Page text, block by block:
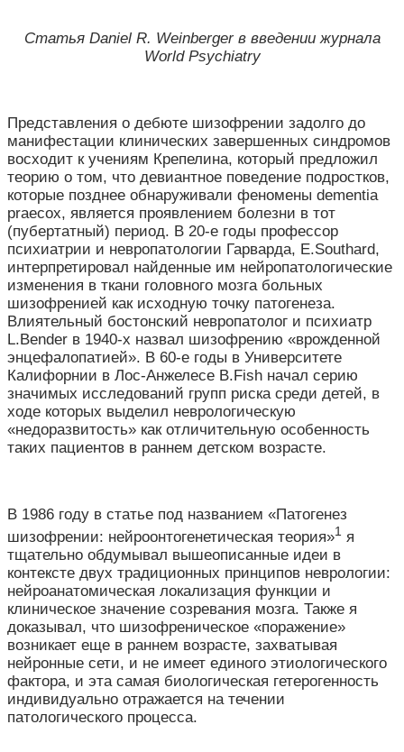
Статья Daniel R. Weinberger в введении журнала
World Psychiatry
Представления о дебюте шизофрении задолго до
манифестации клинических завершенных синдромов
восходит к учениям Крепелина, который предложил
теорию о том, что девиантное поведение подростков,
которые позднее обнаруживали феномены dementia
praecox, является проявлением болезни в тот
(пубертатный) период. В 20-е годы профессор
психиатрии и невропатологии Гарварда, E.Southard,
интерпретировал найденные им нейропатологические
изменения в ткани головного мозга больных
шизофренией как исходную точку патогенеза.
Влиятельный бостонский невропатолог и психиатр
L.Bender в 1940-х назвал шизофрению «врожденной
энцефалопатией». В 60-е годы в Университете
Калифорнии в Лос-Анжелесе B.Fish начал серию
значимых исследований групп риска среди детей, в
ходе которых выделил неврологическую
«недоразвитость» как отличительную особенность
таких пациентов в раннем детском возрасте.
В 1986 году в статье под названием «Патогенез
шизофрении: нейроонтогенетическая теория»1 я
тщательно обдумывал вышеописанные идеи в
контексте двух традиционных принципов неврологии:
нейроанатомическая локализация функции и
клиническое значение созревания мозга. Также я
доказывал, что шизофреническое «поражение»
возникает еще в раннем возрасте, захватывая
нейронные сети, и не имеет единого этиологического
фактора, и эта самая биологическая гетерогенность
индивидуально отражается на течении
патологического процесса.